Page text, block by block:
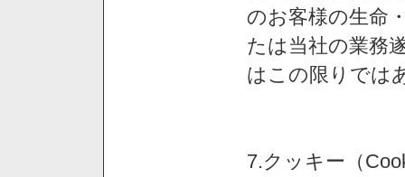
のお客様の生命
たは当社の業務
はこの限りでは
7.クッキー（